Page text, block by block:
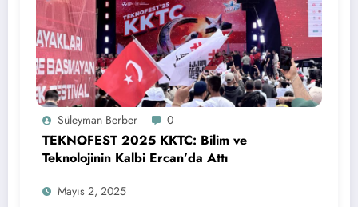
Süleyman Berber 0
TEKNOFEST 2025 KKTC: Bilim ve
Teknolojinin Kalbi Ercan’da Attı
Mayıs 2, 2025